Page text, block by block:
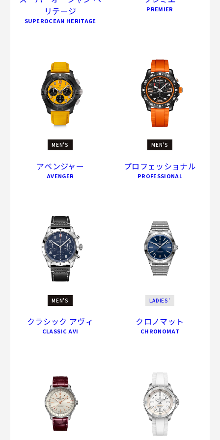
リテージ
SUPEROCEAN HERITAGE
PREMIER
MEN'S
アベンジャー
AVENGER
MEN'S
プロフェッショナル
PROFESSIONAL
MEN'S
クラシック アヴィ
CLASSIC AVI
LADIES'
クロノマット
CHRONOMAT